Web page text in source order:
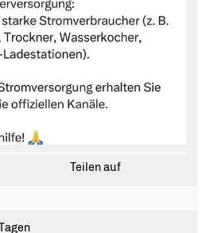
Teilen auf